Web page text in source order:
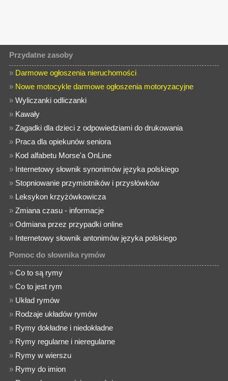
Przydatne zasoby
» Darmowe ogłoszenia nieruchomości
» Nowe motocykle darmowe ogłoszenia motoryzacyjne
»Wyliczanki odliczanki
» Kawały
»Zagadki dla dzieci z odpowiedziami do drukowania
» Praca dla opiekunów seniora
» Kod alfabetu Morse'a OnLine
» Internetowy słownik synonimów języka polskiego
» Stopniowanie przymiotników i przysłówków
» Leksykon krzyżówkowicza
»Zmiana czasu - informacje
»Odmiana przez przypadki online
» Internetowy słownik antonimów języka polskiego
Pomoc do słownika rymów
»Co to są rymy
»Co to jest rym
» Układ rymów
» Rodzaje układów rymów
» Rymy dokładne i niedokładne
» Rymy regularne i nieregularne
» Rymy w wierszu
» Rymy do imion